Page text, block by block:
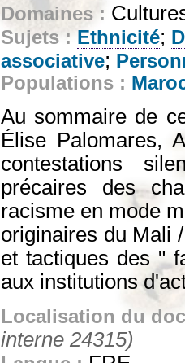
Domaines :
Sujets :Ethnicité;
associative;
Populations :
Au sommaire de
Élise Palomares,
contestations
précaires des
racisme en mode
originaires du Mali
et tactiques des "
aux institutions
Localisation du
interne 24315)